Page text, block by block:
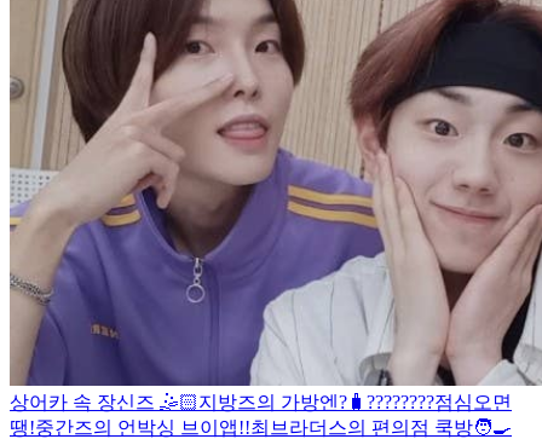
상어카 속 장신즈 🤹🏻지방즈의 가방엔?🧳 ????????점심오면
땡!중간즈의 언박싱 브이앱!!최브라더스의 편의점 쿡방🧑‍🍳